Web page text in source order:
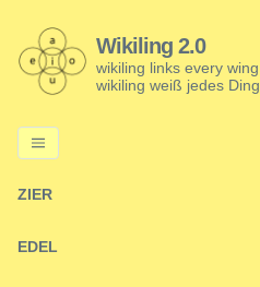
Wikiling 2.0
wikiling links every wing
wikiling weiß jedes Ding
ZIER
EDEL